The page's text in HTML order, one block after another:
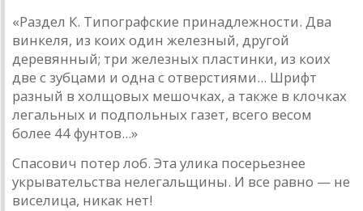
«Раздел К. Типографские принадлежности. Два
винкеля, из коих один железный, другой
деревянный; три железных пластинки, из коих
две с зубцами и одна с отверстиями... Шрифт
разный в холщовых мешочках, а также в клочках
легальных и подпольных газет, всего весом
более 44 фунтов...»
Спасович потер лоб. Эта улика посерьезнее
укрывательства нелегальщины. И все равно — не
виселица, никак нет!